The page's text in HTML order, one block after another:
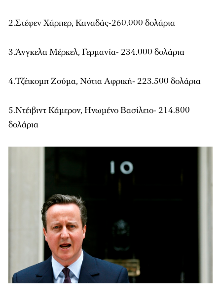
2.Στέφεν Χάρπερ, Καναδάς-260.000 δολάρια
3.Άνγκελα Μέρκελ, Γερμανία- 234.000 δολάρια
4.Τζέικομπ Ζούμα, Νότια Αφρική- 223.500 δολάρια
5.Ντέιβιντ Κάμερον, Ηνωμένο Βασίλειο- 214.800
δολάρια